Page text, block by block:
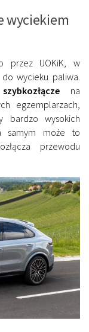
wyciekiem
przez UOKiK, w
wycieku paliwa.
na
egzemplarzach,
bardzo wysokich
samym może to
przewodu